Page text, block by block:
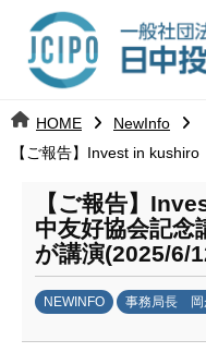
ツ 日
中
投
資
促
j
c
HOME
NewInfo
【ご報告】Invest in
【ご報告】
中友好協会記念
が講演(2025/6/
NEWINFO 事務局長 岡
日
中
資
進
機
構